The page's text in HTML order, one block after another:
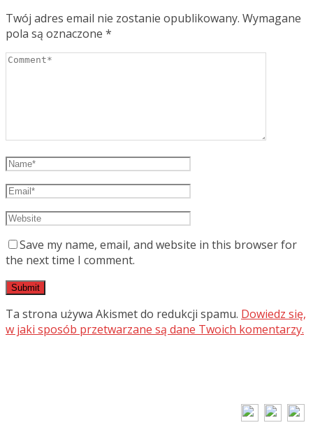
Twój adres email nie zostanie opublikowany. Wymagane
pola są oznaczone *
Save my name, email, and website in this browser for
the next time I comment.
Ta strona używa Akismet do redukcji spamu. Dowiedz się,
w jaki sposób przetwarzane są dane Twoich komentarzy.